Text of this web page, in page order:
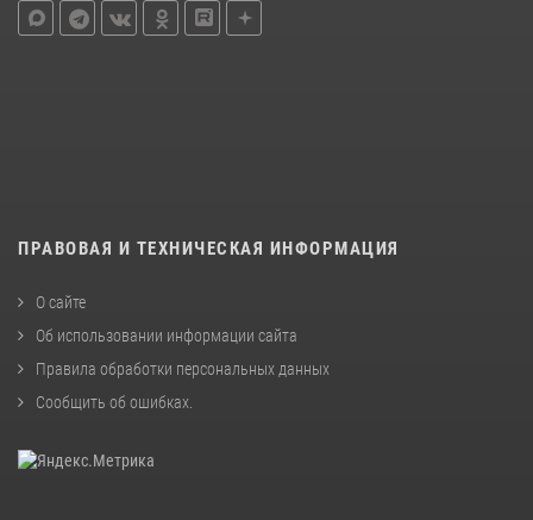
ПРАВОВАЯ И ТЕХНИЧЕСКАЯ ИНФОРМАЦИЯ
О сайте
Об использовании информации сайта
Правила обработки персональных данных
Сообщить об ошибках